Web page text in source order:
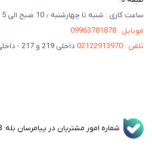
ساعت کاری : شنبه تا چهارشنبه ٫ 10 صبح الی 5 عصر
موبایل : 09963781878
تلفن : 02122913970
داخلی 219 و 217 - داخلی مستقیم بخش فنی 201
شماره امور مشتریان در پیامرسان بله: 09963781878